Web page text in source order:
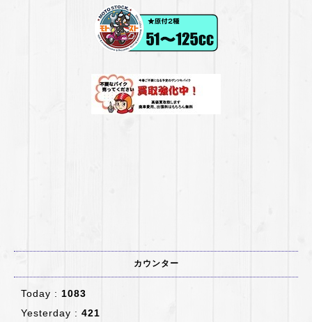
カウンター
Today : 1083
Yesterday : 421